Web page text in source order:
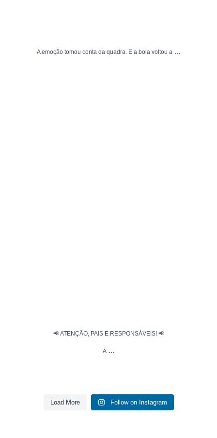
A emoção tomou conta da quadra. E a bola voltou a ...
📢 ATENÇÃO, PAIS E RESPONSÁVEIS! 📢
A ...
Load More Follow on Instagram